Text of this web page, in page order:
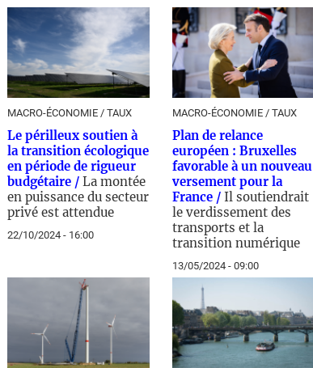
MACRO-ÉCONOMIE / TAUX
Le périlleux soutien à
la transition écologique
en période de rigueur
budgétaire / La montée
en puissance du secteur
privé est attendue
22/10/2024 - 16:00
MACRO-ÉCONOMIE / TAUX
Plan de relance
européen : Bruxelles
favorable à un nouveau
versement pour la
France / Il soutiendrait
le verdissement des
transports et la
transition numérique
13/05/2024 - 09:00